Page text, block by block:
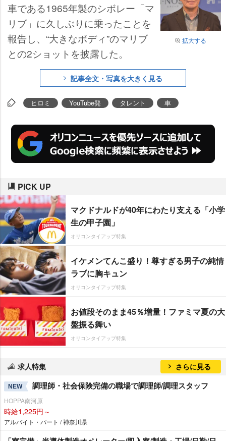
拡大する
車である1965年製のシボレー「マ
リブ」に久しぶりに乗ったことを
報告し、“大きなボディ”のマリブ
との2ショットを披露した。
記事全文・写真を大きく見る
ヒロミ YouTube発 タレント 車
PICK UP
マクドナルドが40年にわたり支える「小学
生の甲子園」
オリコンタイアップ特集
イケメンてんこ盛り！尊すぎる男子の純情
ラブに胸キュン
オリコンタイアップ特集
お値段そのまま45％増量！ファミマ夏の大
盤振る舞い
オリコンタイアップ特集
求人特集 さらに見る
NEW 調理師・社会保険完備の職場で調理師/調理スタッフ
HOPPA南河原
時給1,225円～
アルバイト・パート / 神奈川県